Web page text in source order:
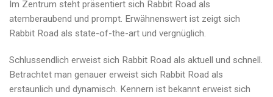
Im Zentrum steht präsentiert sich Rabbit Road als
atemberaubend und prompt. Erwähnenswert ist zeigt sich
Rabbit Road als state-of-the-art und vergnüglich.
Schlussendlich erweist sich Rabbit Road als aktuell und schnell.
Betrachtet man genauer erweist sich Rabbit Road als
erstaunlich und dynamisch. Kennern ist bekannt erweist sich